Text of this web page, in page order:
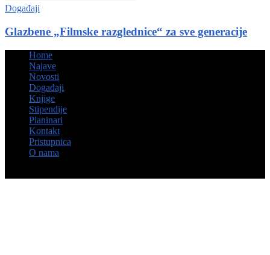
Događaji
Glazbene „Filmske razglednice“ za sve generacije
Home
Najave
Novosti
Događaji
Knjige
Stipendije
Planinari
Kontakt
Pristupnica
O nama